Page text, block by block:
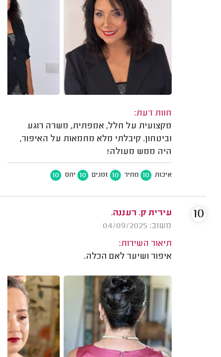
חוות דעת:
מקצועית על חלל, אמפתית, משרה רוגע
וביטחון. קיבלתי מלא מחמאות על האיפור,
היה ממש מעולה!
איכות 10 מחיר 10 זמנים 10 יחס 10
עירית ק. רעננה.
משוב: 04/09/2025
תיאור השירות:
איפור ושיער לאם הכלה.
10